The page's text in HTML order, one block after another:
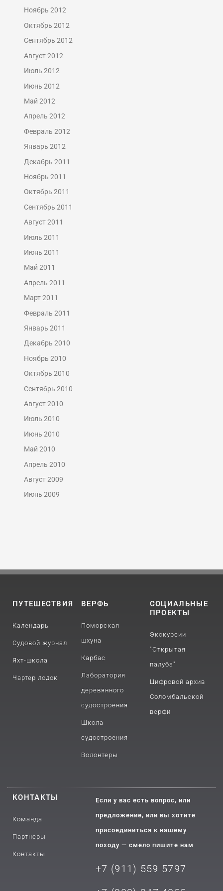
Ноябрь 2012
Октябрь 2012
Сентябрь 2012
Август 2012
Июль 2012
Июнь 2012
Май 2012
Апрель 2012
Февраль 2012
Январь 2012
Декабрь 2011
Ноябрь 2011
Октябрь 2011
Сентябрь 2011
Август 2011
Июль 2011
Июнь 2011
Май 2011
Апрель 2011
Март 2011
Февраль 2011
Январь 2011
Декабрь 2010
Ноябрь 2010
Октябрь 2010
Сентябрь 2010
Август 2010
Июль 2010
Июнь 2010
Май 2010
Апрель 2010
Август 2009
Июнь 2009
ПУТЕШЕСТВИЯ
Календарь
Судовой журнал
Яхт-школа
Чартер лодок
ВЕРФЬ
Поморская
шхуна
Карбас
Лаборатория
деревянного
судостроения
Школа
судостроения
Волонтеры
СОЦИАЛЬНЫЕ
ПРОЕКТЫ
Экскурсии
"Открытая
палуба"
Цифровой архив
Соломбальской
верфи
КОНТАКТЫ
Команда
Партнеры
Контакты
Если у вас есть вопрос, или
предложение, или вы хотите
присоединиться к нашему
походу — смело пишите нам
+7 (911) 559 5797